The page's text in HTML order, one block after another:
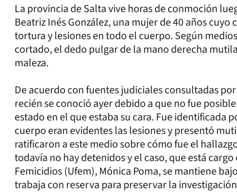
La provincia de Salta vive horas de conmoción
Beatriz Inés González, una mujer de 40 años
tortura y lesiones en todo el cuerpo. Según
cortado, el dedo pulgar de la mano derecha
maleza.
De acuerdo con fuentes judiciales consultadas
recién se conoció ayer debido a que no fue
estado en el que estaba su cara. Fue identificada
cuerpo eran evidentes las lesiones y presentó
ratificaron a este medio sobre cómo fue el
todavía no hay detenidos y el caso, que está
Femicidios (Ufem), Mónica Poma, se mantiene
trabaja con reserva para preservar la